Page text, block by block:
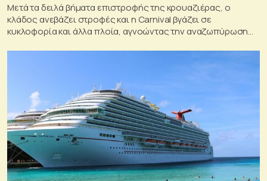
Μετά τα δειλά βήματα επιστροφής της κρουαζιέρας, ο
κλάδος ανεβάζει στροφές και η Carnival βγάζει σε
κυκλοφορία και άλλα πλοία, αγνοώντας την αναζωπύρωση